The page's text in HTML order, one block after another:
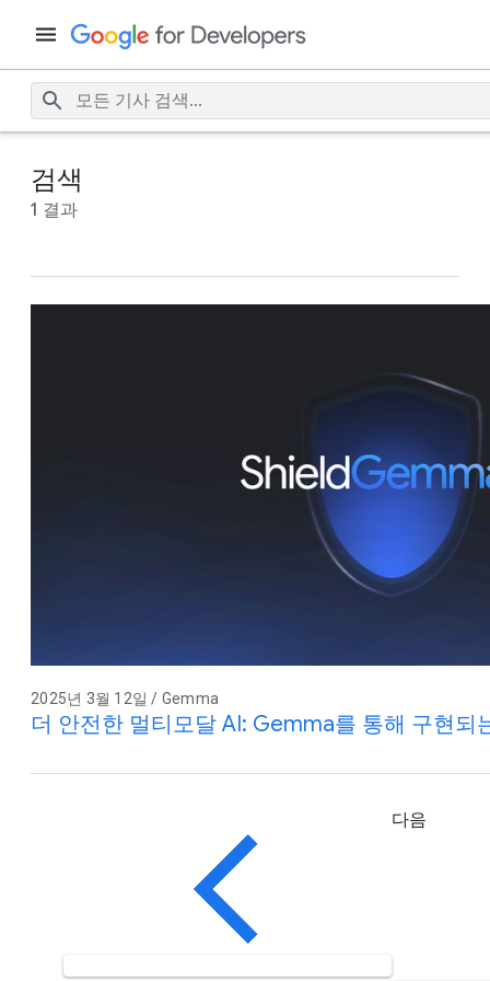
검색
1 결과
2025년 3월 12일 / Gemma
더 안전한 멀티모달 AI: Gemma를 통해 구현되
다음